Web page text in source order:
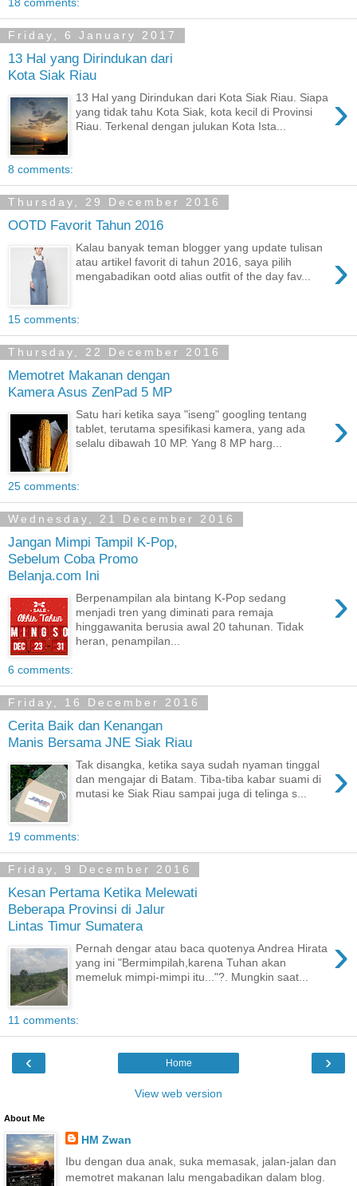
Friday, 6 January 2017
13 Hal yang Dirindukan dari
Kota Siak Riau
›
13 Hal yang Dirindukan dari Kota Siak Riau. Siapa
yang tidak tahu Kota Siak, kota kecil di Provinsi
Riau. Terkenal dengan julukan Kota Ista...
8 comments:
Thursday, 29 December 2016
OOTD Favorit Tahun 2016
›
Kalau banyak teman blogger yang update tulisan
atau artikel favorit di tahun 2016, saya pilih
mengabadikan ootd alias outfit of the day fav...
15 comments:
Thursday, 22 December 2016
Memotret Makanan dengan
Kamera Asus ZenPad 5 MP
›
Satu hari ketika saya "iseng" googling tentang
tablet, terutama spesifikasi kamera, yang ada
selalu dibawah 10 MP. Yang 8 MP harg...
25 comments:
Wednesday, 21 December 2016
Jangan Mimpi Tampil K-Pop,
Sebelum Coba Promo
Belanja.com Ini
›
Berpenampilan ala bintang K-Pop sedang
menjadi tren yang diminati para remaja
hinggawanita berusia awal 20 tahunan. Tidak
heran, penampilan...
6 comments:
Friday, 16 December 2016
Cerita Baik dan Kenangan
Manis Bersama JNE Siak Riau
›
Tak disangka, ketika saya sudah nyaman tinggal
dan mengajar di Batam. Tiba-tiba kabar suami di
mutasi ke Siak Riau sampai juga di telinga s...
19 comments:
Friday, 9 December 2016
Kesan Pertama Ketika Melewati
Beberapa Provinsi di Jalur
Lintas Timur Sumatera
›
Pernah dengar atau baca quotenya Andrea Hirata
yang ini "Bermimpilah,karena Tuhan akan
memeluk mimpi-mimpi itu..."?. Mungkin saat...
11 comments:
‹ ›
Home
View web version
About Me
HM Zwan
Ibu dengan dua anak, suka memasak, jalan-jalan dan
memotret makanan lalu mengabadikan dalam blog.